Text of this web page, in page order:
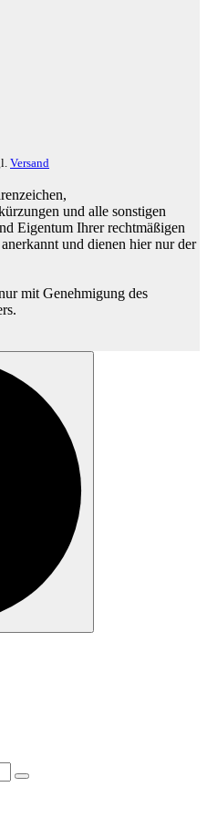
Versand
und alle sonstigen
Eigentum Ihrer rechtmäßigen
und dienen hier nur der
mit Genehmigung des